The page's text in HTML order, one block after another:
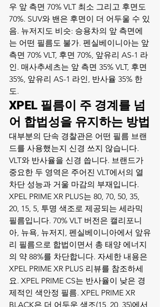
우 앞 측면 70% VLT 최소 그리고 후면도
70%. SUV와 밴은 후면이 더 어두울 수 있
음. 뉴저지도 비슷: 승용차의 앞 측면에
는 어떤 필름도 불가. 펜실베이니아는 앞
측면 70% VLT, 후면 70%, 앞유리 AS-1 라
인. 매사추세츠는 앞 측면 35% VLT, 후면
35%, 앞유리 AS-1 라인, 반사율 35% 한
도.
XPEL 필름이 주 경계를 넘
어 합법성을 유지하는 방법
대부분의 단속 경찰관은 어떤 필름 브랜
드를 사용했는지 신경 쓰지 않습니다.
VLT와 반사율을 신경 씁니다. 브랜드가
중요한 두 영역은 주어진 VLT에서의 열
차단 성능과 거울 마감의 부재입니다.
XPEL PRIME XR PLUS는 80, 70, 50, 35,
20, 15, 5, 투명 색조로 제공되는 세라믹
필름입니다. 70% VLT 버전은 캘리포니
아, 뉴욕, 뉴저지, 펜실베이니아에서 앞유
리 필름으로 합법이면서 총 태양 에너지
의 약 88%를 차단합니다. 자세한 내용은
XPEL PRIME XR PLUS 리뷰를 참조하세
요. XPEL PRIME CS는 반사율이 낮은 경
제적인 색안정 필름. XPEL PRIME XR
BLACK은 더 어두운 색조(15, 20, 35)에서